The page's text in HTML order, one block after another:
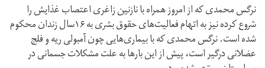
نرگس محمدی که از امروز همراه با نازنین زاغری اعتصاب غذایش را
شروع کرده نیز به اتهام فعالیت‌های حقوق بشری به ۱۶سال زندان محکوم
شده است. نرگس محمدی که با بیماری‌هایی چون آمبولی ریه و فلج
عضلانی درگیر است، پیش از این بارها به علت مشکلات جسمانی در